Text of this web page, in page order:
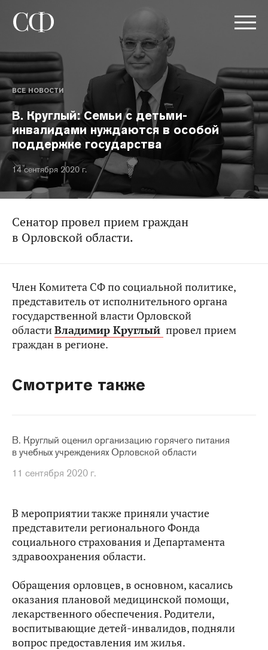
ВСЕ НОВОСТИ
В. Круглый: Семьи с детьми-
инвалидами нуждаются в особой
поддержке государства
14 сентября 2020 г.
Сенатор провел прием граждан
в Орловской области.
Член Комитета СФ по социальной политике,
представитель от исполнительного органа
государственной власти Орловской
областиВладимир Круглый провел прием
граждан в регионе.
Смотрите также
В. Круглый оценил организацию горячего питания
в учебных учреждениях Орловской области
11 сентября 2020 г.
В мероприятии также приняли участие
представители регионального Фонда
социального страхования и Департамента
здравоохранения области.
Обращения орловцев, в основном, касались
оказания плановой медицинской помощи,
лекарственного обеспечения. Родители,
воспитывающие детей-инвалидов, подняли
вопрос предоставления им жилья.